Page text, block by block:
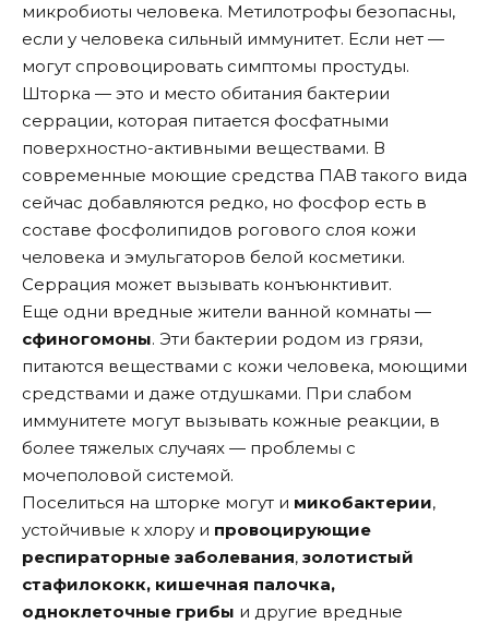
микробиоты человека. Метилотрофы безопасны,
если у человека сильный иммунитет. Если нет —
могут спровоцировать симптомы простуды.
Шторка — это и место обитания бактерии
серрации, которая питается фосфатными
поверхностно-активными веществами. В
современные моющие средства ПАВ такого вида
сейчас добавляются редко, но фосфор есть в
составе фосфолипидов рогового слоя кожи
человека и эмульгаторов белой косметики.
Серрация может вызывать конъюнктивит.
Еще одни вредные жители ванной комнаты —
сфиногомоны. Эти бактерии родом из грязи,
питаются веществами с кожи человека, моющими
средствами и даже отдушками. При слабом
иммунитете могут вызывать кожные реакции, в
более тяжелых случаях — проблемы с
мочеполовой системой.
Поселиться на шторке могут и микобактерии,
устойчивые к хлору и провоцирующие
респираторные заболевания, золотистый
стафилококк, кишечная палочка,
одноклеточные грибы и другие вредные